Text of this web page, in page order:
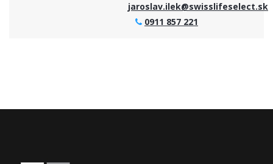
jaroslav.ilek@swisslifeselect.sk
0911 857 221